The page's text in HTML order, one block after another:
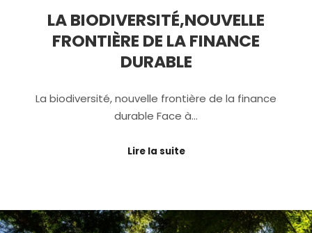
LA BIODIVERSITÉ,NOUVELLE
FRONTIÈRE DE LA FINANCE
DURABLE
La biodiversité, nouvelle frontière de la finance
durable Face à…
Lire la suite